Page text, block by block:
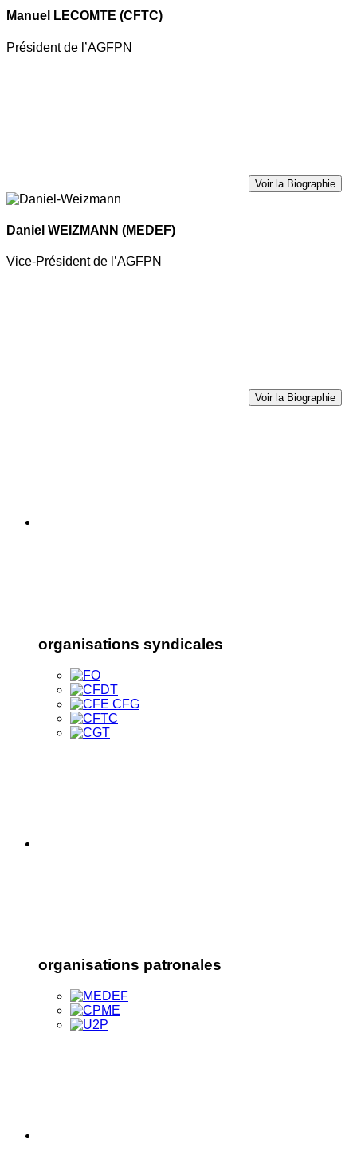
Manuel LECOMTE (CFTC)
Président de l’AGFPN
Voir la Biographie
Daniel WEIZMANN (MEDEF)
Vice-Président de l’AGFPN
Voir la Biographie
organisations syndicales
organisations patronales